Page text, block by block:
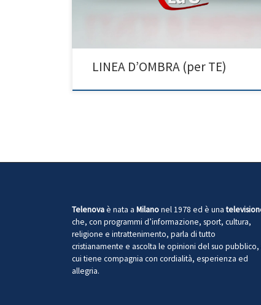
da casa con sms e messaggi WhatsApp. Durante la
LINEA D’OMBRA (per TE)
Telenovaè nata a Milanonel 1978 ed è una
che, con programmi d’informazione, sport, cultura,
religione e intrattenimento, parla di tutto
cristianamente e ascolta le opinioni del suo pubblico,
cui tiene compagnia con cordialità, esperienza ed
allegria.